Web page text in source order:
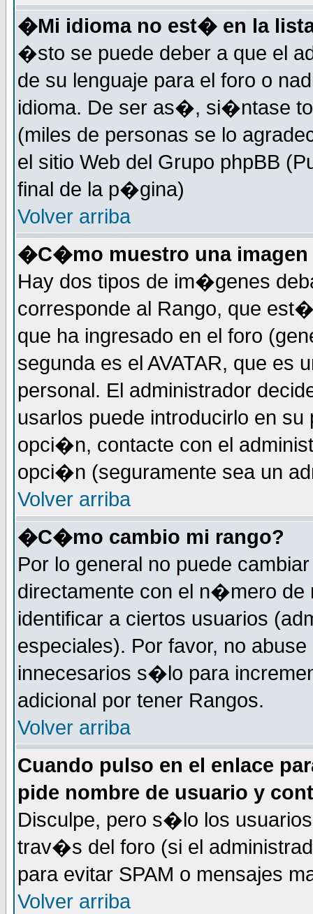
�Mi idioma no est� en la
�sto se puede deber a que el
de su lenguaje para el foro o
idioma. De ser as�, si�ntase
(miles de personas se lo
el sitio Web del Grupo phpBB
final de la p�gina)
Volver arriba
�C�mo muestro una imagen
Hay dos tipos de im�genes
corresponde al Rango, que
que ha ingresado en el foro
segunda es el AVATAR, que
personal. El administrador
usarlos puede introducirlo en
opci�n, contacte con el
opci�n (seguramente sea un
Volver arriba
�C�mo cambio mi rango?
Por lo general no puede
directamente con el n�mero de
identificar a ciertos usuarios
especiales). Por favor, no
innecesarios s�lo para
adicional por tener Rangos.
Volver arriba
Cuando pulso en el enlace
pide nombre de usuario y
Disculpe, pero s�lo los
trav�s del foro (si el
para evitar SPAM o mensajes
Volver arriba